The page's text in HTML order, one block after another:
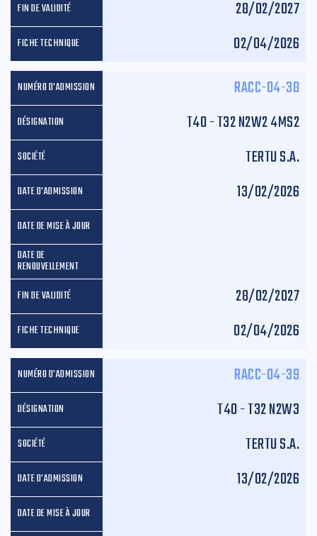
28/02/2027
02/04/2026
RACC-04-38
T40 - T32 N2W2 4MS2
TERTU S.A.
13/02/2026
28/02/2027
02/04/2026
RACC-04-39
T40 - T32 N2W3
TERTU S.A.
13/02/2026